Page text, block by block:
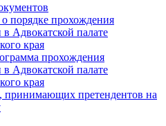
порядке прохождения
Адвокатской палате
края
прохождения
Адвокатской палате
края
претендентов на